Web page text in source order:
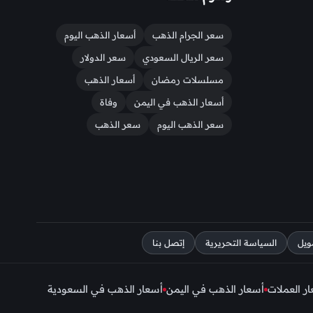
سعر الجرام الذهب
أسعار الذهب اليوم
سعر الريال السعودي
سعر الدولار
مسلسلات رمضان
أسعار الذهب
أسعار الذهب في اليمن
وفاة
سعر الذهب اليوم
سعر الذهب
السياسة التحريرية إتصل بنا
العملات أسعار الذهب في اليمن أسعار الذهب في السعودية